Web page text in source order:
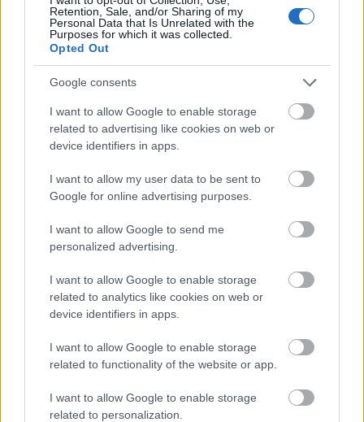
Retention, Sale, and/or Sharing of my
Personal Data that Is Unrelated with the
Purposes for which it was collected.
Opted Out
Google consents
I want to allow Google to enable storage
related to advertising like cookies on web or
device identifiers in apps.
I want to allow my user data to be sent to
Google for online advertising purposes.
I want to allow Google to send me
personalized advertising.
I want to allow Google to enable storage
related to analytics like cookies on web or
device identifiers in apps.
I want to allow Google to enable storage
related to functionality of the website or app.
I want to allow Google to enable storage
related to personalization.
Sétálóutca, némi ellentmondással
[483.]
2025. április 03.
Szabados Tamás: A nagy sétálóutcablöff (
Népszava
javaslatát a Fővárosi Közgyűlésnek, ...